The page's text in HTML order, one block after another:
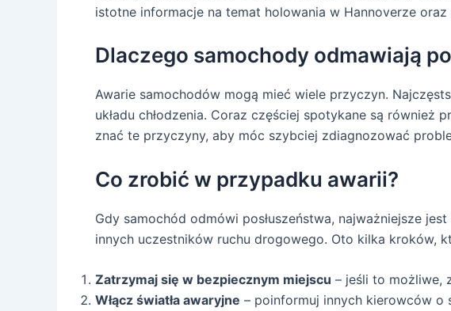
istotne informacje na temat holowania w Hannoverze
Dlaczego samochody odmawiają
Awarie samochodów mogą mieć wiele przyczyn.
układu chłodzenia. Coraz częściej spotykane są
znać te przyczyny, aby móc szybciej zdiagnozować
Co zrobić w przypadku awarii?
Gdy samochód odmówi posłuszeństwa, najważniejsze
innych uczestników ruchu drogowego. Oto kilka kroków,
Zatrzymaj się w bezpiecznym miejscu – jeśli to możliwe,
Włącz światła awaryjne – poinformuj innych kierowców o